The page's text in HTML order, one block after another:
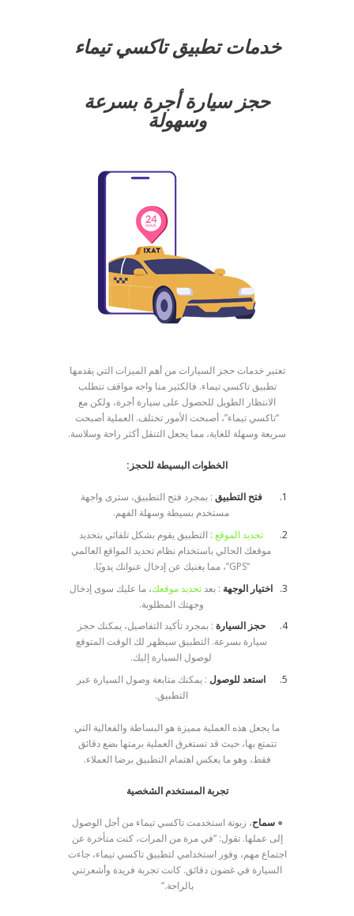
خدمات تطبيق تاكسي تيماء
حجز سيارة أجرة بسرعة
وسهولة
تعتبر خدمات حجز السيارات من أهم الميزات التي يقدمها
تطبيق تاكسي تيماء. فالكثير منا واجه مواقف تتطلب
الانتظار الطويل للحصول على سيارة أجرة، ولكن مع
“تاكسي تيماء”، أصبحت الأمور تختلف. العملية أصبحت
سريعة وسهلة للغاية، مما يجعل التنقل أكثر راحة وسلاسة.
الخطوات البسيطة للحجز:
فتح التطبيق : بمجرد فتح التطبيق، سترى واجهة
مستخدم بسيطة وسهلة الفهم.
تحديد الموقع: التطبيق يقوم بشكل تلقائي بتحديد
موقعك الحالي باستخدام نظام تحديد المواقع العالمي
“GPS”، مما يغنيك عن إدخال عنوانك يدويًا.
اختيار الوجهة : بعدتحديد موقعك، ما عليك سوى إدخال
وجهتك المطلوبة.
حجز السيارة : بمجرد تأكيد التفاصيل، يمكنك حجز
سيارة بسرعة. التطبيق سيظهر لك الوقت المتوقع
لوصول السيارة إليك.
استعد للوصول : يمكنك متابعة وصول السيارة عبر
التطبيق.
ما يجعل هذه العملية مميزة هو البساطة والفعالية التي
تتمتع بها، حيث قد تستغرق العملية برمتها بضع دقائق
فقط، وهو ما يعكس اهتمام التطبيق برضا العملاء.
تجربة المستخدم الشخصية
●سماح، زبونة استخدمت تاكسي تيماء من أجل الوصول
إلى عملها. تقول: “في مرة من المرات، كنت متأخرة عن
اجتماع مهم، وفور استخدامي لتطبيق تاكسي تيماء، جاءت
السيارة في غضون دقائق. كانت تجربة فريدة وأشعرتني
بالراحة.”